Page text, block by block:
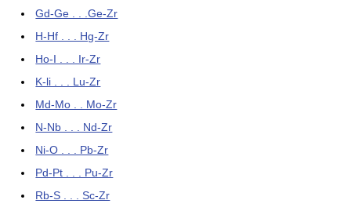
Gd-Ge . . .Ge-Zr
H-Hf . . . Hg-Zr
Ho-I . . . Ir-Zr
K-li . . . Lu-Zr
Md-Mo . . Mo-Zr
N-Nb . . . Nd-Zr
Ni-O . . . Pb-Zr
Pd-Pt . . . Pu-Zr
Rb-S . . . Sc-Zr